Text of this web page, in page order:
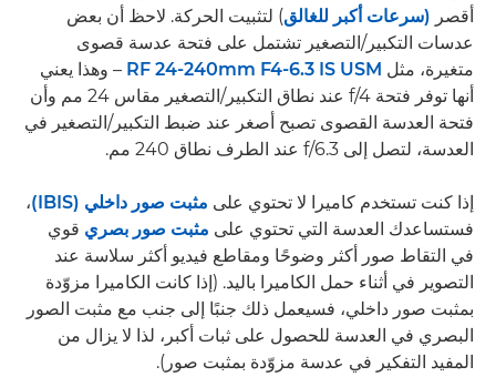
أقصر (سرعات أكبر للغالق) لتثبيت الحركة. لاحظ أن بعض
عدسات التكبير/التصغير تشتمل على فتحة عدسة قصوى
متغيرة، مثل RF 24-240mm F4-6.3 IS USM – وهذا يعني
أنها توفر فتحة f/4 عند نطاق التكبير/التصغير مقاس 24 مم وأن
فتحة العدسة القصوى تصبح أصغر عند ضبط التكبير/التصغير في
العدسة، لتصل إلى f/6.3 عند الطرف نطاق 240 مم.
إذا كنت تستخدم كاميرا لا تحتوي على مثبت صور داخلي (IBIS)
،
فستساعدك العدسة التي تحتوي على مثبت صور بصري قوي
في التقاط صور أكثر وضوحًا ومقاطع فيديو أكثر سلاسة عند
التصوير في أثناء حمل الكاميرا باليد. (إذا كانت الكاميرا مزوّدة
بمثبت صور داخلي، فسيعمل ذلك جنبًا إلى جنب مع مثبت الصور
البصري في العدسة للحصول على ثبات أكبر، لذا لا يزال من
المفيد التفكير في عدسة مزوّدة بمثبت صور).